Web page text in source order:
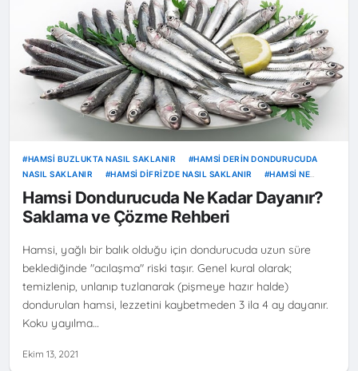
HAMSI BUZLUKTA NASIL SAKLANIR
HAMSI DERIN DONDURUCUDA
NASIL SAKLANIR
HAMSI DIFRIZDE NASIL SAKLANIR
HAMSI NE
KADAR DAYANIR
Hamsi Dondurucuda Ne Kadar Dayanır?
Saklama ve Çözme Rehberi
Hamsi, yağlı bir balık olduğu için dondurucuda uzun süre
beklediğinde "acılaşma" riski taşır. Genel kural olarak;
temizlenip, unlanıp tuzlanarak (pişmeye hazır halde)
dondurulan hamsi, lezzetini kaybetmeden 3 ila 4 ay dayanır.
Koku yayılma…
Ekim 13, 2021